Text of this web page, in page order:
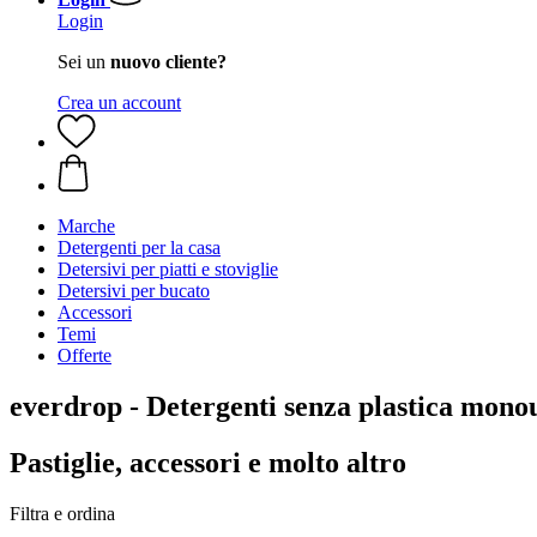
Login
Sei un nuovo cliente?
Crea un account
Marche
Detergenti per la casa
Detersivi per piatti e stoviglie
Detersivi per bucato
Accessori
Temi
Offerte
everdrop - Detergenti senza plastica
Pastiglie, accessori e molto altro
Filtra e ordina